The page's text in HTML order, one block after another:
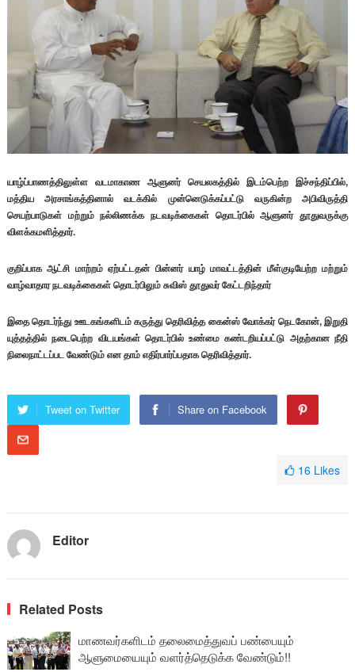
யாழ்ப்பாணத்திலுள்ள வடமாகாண ஆளுனர் செயலகத்தில் இடம்பெற்ற இச்சந்திப்பில்,
மத்திய அரசாங்கத்தினால் வடக்கில் முன்னெடுக்கப்பட்டு வருகின்ற அபிவிருத்தி
செயற்பாடுகள் மற்றும் நல்லிணக்க நடவடிக்கைகள் தொடர்பில் ஆளுனர் தூதுவருக்கு
விளக்கமளித்தார்.
குறிப்பாக ஆட்சி மாற்றம் ஏற்பட்டதன் பின்னர் யாழ் மாவட்டத்தின் மீள்குடியேற்ற மற்றும்
வாழ்வாதார நடவடிக்கைகள் தொடர்பிலும் சுவிஸ் தூதுவர் கேட்டறிந்தார்
இதை தொடர்ந்து ஊடகங்களிடம் கருத்து தெரிவித்த கைன்ஸ் வோக்கர் நெடகோன், இறுதி
யுத்தத்தில் நடைபெற்ற விடயங்கள் தொடர்பில் உண்மை கண்டறியப்பட்டு அதற்கான நீதி
நிலைநாட்டப்பட வேண்டும் என தாம் எதிர்பார்ப்பதாக தெரிவித்தார்.
Tweet on Twitter Share on Facebook
16 Likes
Editor
Related Posts
மாணவர்களிடம் தலைமைத்துவப் பண்பையும்
ஆளுமையையும் வளர்த்தெடுக்க வேண்டும்!!